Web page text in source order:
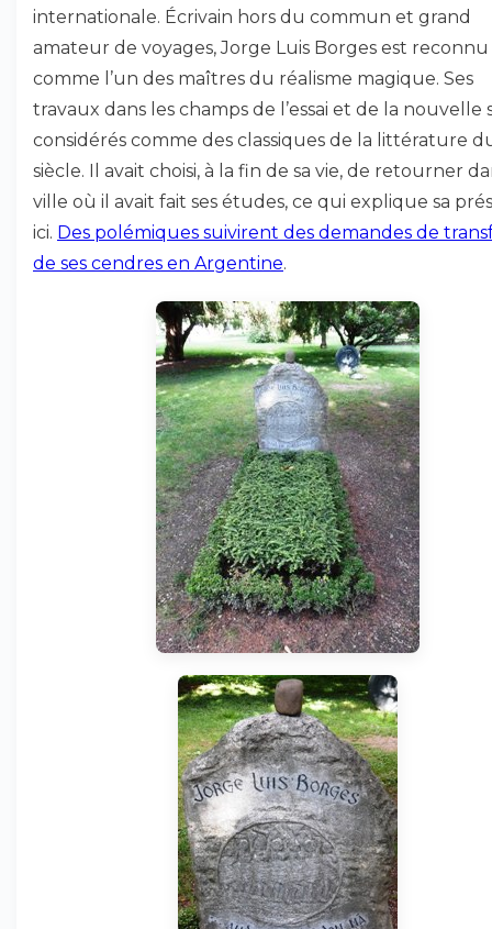
internationale. Écrivain hors du commun et grand
amateur de voyages, Jorge Luis Borges est reconnu
comme l’un des maîtres du réalisme magique. Ses
travaux dans les champs de l’essai et de la nouvelle
considérés comme des classiques de la littérature
siècle. Il avait choisi, à la fin de sa vie, de retourner
ville où il avait fait ses études, ce qui explique sa
ici. Des polémiques suivirent des demandes de
de ses cendres en Argentine.